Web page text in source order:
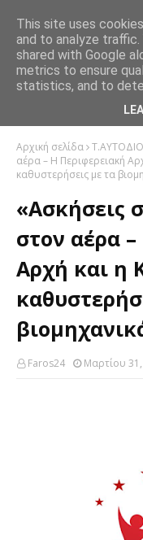
Αρχική σελίδα
αέρα – Η Περιφερειακή
καθυστερήσεις με τα
«Ασκήσεις
στον αέρα
Αρχή και η
Faros24 Μαρτίου
This site uses
and to analyze traffic.
shared with Google
metrics to ensure
statistics, and to